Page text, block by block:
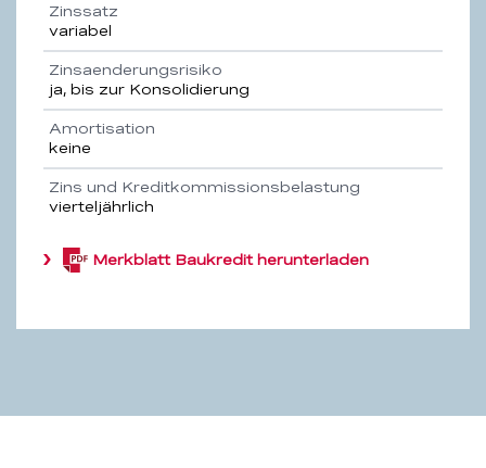
Zinssatz
variabel
Zinsaenderungsrisiko
ja, bis zur Konsolidierung
Amortisation
keine
Zins und Kreditkommissionsbelastung
vierteljährlich
Merkblatt Baukredit herunterladen
(PDF,